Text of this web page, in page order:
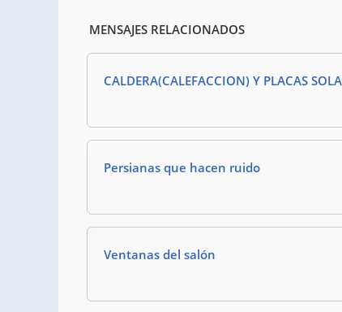
MENSAJES RELACIONADOS
CALDERA(CALEFACCION) Y PLACAS
Persianas que hacen ruido
Ventanas del salón